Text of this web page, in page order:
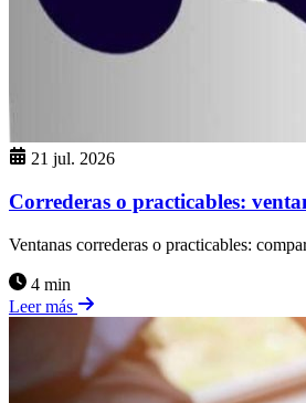
21 jul. 2026
Correderas o practicables:
Ventanas correderas o practicables:
4 min
Leer más